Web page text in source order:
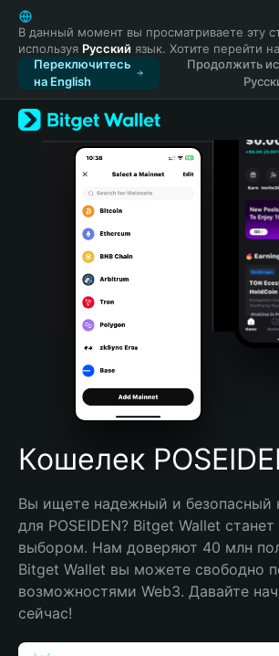
English
日本語
Tiếng Việt
Русский
Español (Latinoamérica)
Türkçe
Italiano
Português (Portugal)
Bahasa Indonesia
Português (Brasil)
Español (Argentina)
В данный момент вы просматриваете эту
используя Русский язык. Хотите перейти на
Переключитесь
на English
Продолжить
Кошелек
Вы ищете надежный и безопасный
для POSEIDEN? Bitget Wallet
выбором. Нам доверяют 40 млн
Bitget Wallet вы можете свободно
возможностями Web3. Давайте
сейчас!